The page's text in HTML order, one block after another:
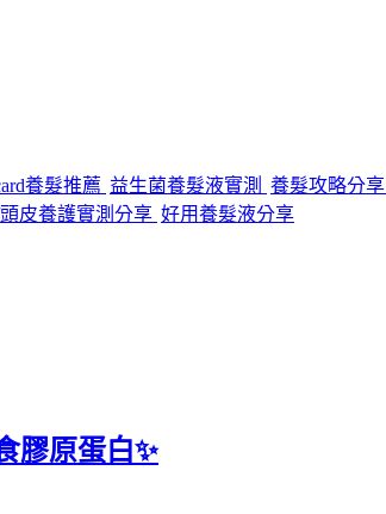
養髮推薦 益生菌養髮液實測 養髮攻略分享
皮養護實測分享 好用養髮液分享
膠原蛋白✨